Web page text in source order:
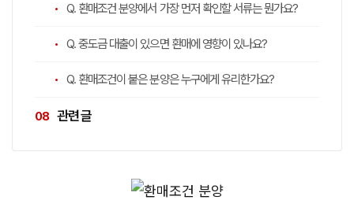
Q. 환매조건 분양에서 가장 먼저 확인할 서류는 뭔가요?
Q. 중도금 대출이 있으면 환매에 영향이 있나요?
Q. 환매조건이 붙은 분양은 누구에게 유리한가요?
관련 글